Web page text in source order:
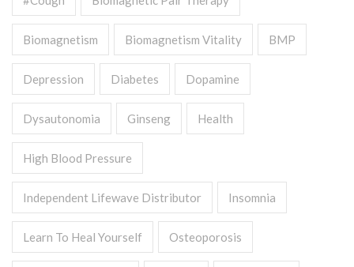
Biomagnetism Biomagnetism Vitality BMP
Depression Diabetes Dopamine
Dysautonomia Ginseng Health
High Blood Pressure
Independent Lifewave Distributor Insomnia
Learn To Heal Yourself Osteoporosis